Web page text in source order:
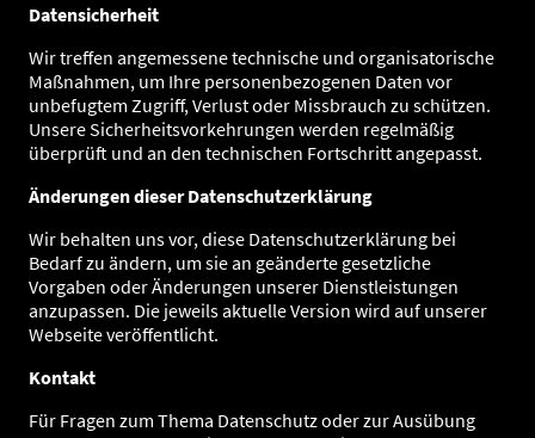
Datensicherheit
Wir treffen angemessene technische und organisatorische
Maßnahmen, um Ihre personenbezogenen Daten vor
unbefugtem Zugriff, Verlust oder Missbrauch zu schützen.
Unsere Sicherheitsvorkehrungen werden regelmäßig
überprüft und an den technischen Fortschritt angepasst.
Änderungen dieser Datenschutzerklärung
Wir behalten uns vor, diese Datenschutzerklärung bei
Bedarf zu ändern, um sie an geänderte gesetzliche
Vorgaben oder Änderungen unserer Dienstleistungen
anzupassen. Die jeweils aktuelle Version wird auf unserer
Webseite veröffentlicht.
Kontakt
Für Fragen zum Thema Datenschutz oder zur Ausübung